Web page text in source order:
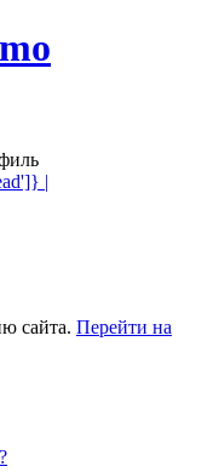
|
сайта. Перейти на